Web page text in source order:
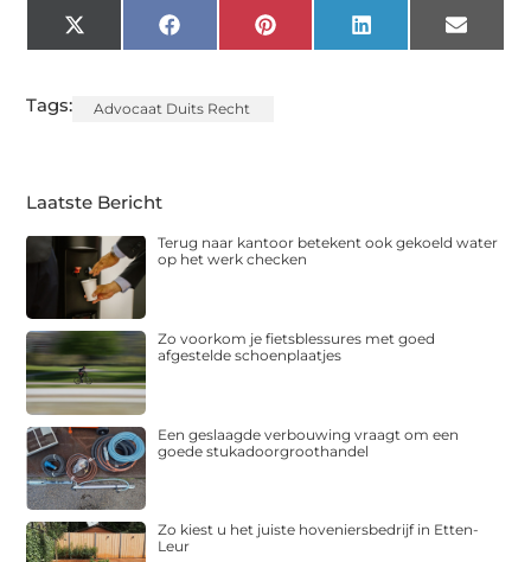
X
(Twitter)
FacebookPinterest LinkedIn Email
Tags: Advocaat Duits Recht
Laatste Bericht
Terug naar kantoor betekent ook gekoeld water
op het werk checken
Zo voorkom je fietsblessures met goed
afgestelde schoenplaatjes
Een geslaagde verbouwing vraagt om een
goede stukadoorgroothandel
Zo kiest u het juiste hoveniersbedrijf in Etten-
Leur